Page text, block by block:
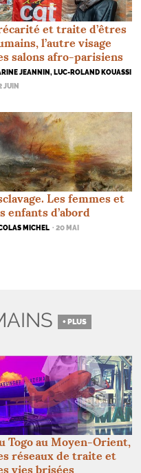
et traite d’êtres
l’autre visage
salons afro-parisiens
JEANNIN, LUC-ROLAND KOUASSI
JUIN
Les femmes et
enfants d’abord
MICHEL · 20 MAI
+ PLUS
Togo au Moyen-Orient,
réseaux de traite et
vies brisées